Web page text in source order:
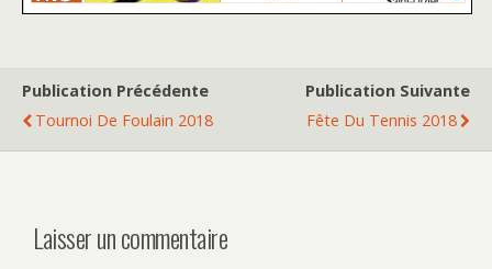
Publication Précédente
Tournoi De Foulain 2018
Publication Suivante
Fête Du Tennis 2018
Laisser un commentaire